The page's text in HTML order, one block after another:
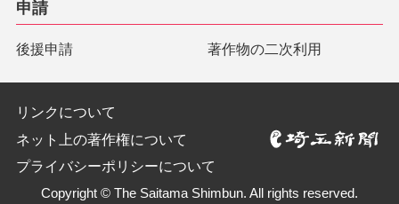
申請
後援申請 著作物の二次利用
リンクについて
ネット上の著作権について
プライバシーポリシーについて
Copyright © The Saitama Shimbun. All rights reserved.